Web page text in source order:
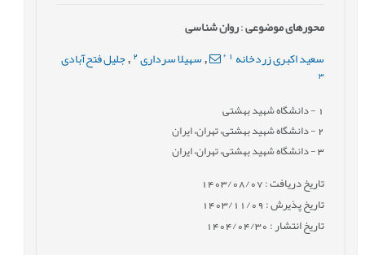
محورهای موضوعی:روان شناسی
سعید اکبری زردخانه1
*
,سهیلا سرداری 2
, جلیل فتح‌آبادی
3
- دانشگاه شهید بهشتی
2- دانشگاه شهید بهشتی، تهران، ایران
3- دانشگاه شهید بهشتی، تهران، ایران
تاریخ دریافت : 1403/08/07
تاریخ پذیرش : 1403/11/09
تاریخ انتشار : 1404/04/30